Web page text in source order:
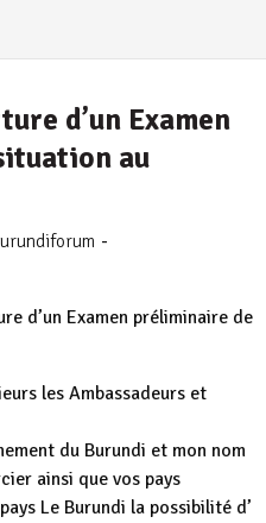
d’un Examen
au
-
d’un Examen préliminaire de
les Ambassadeurs et
du Burundi et mon nom
ainsi que vos pays
Le Burundi la possibilité d’